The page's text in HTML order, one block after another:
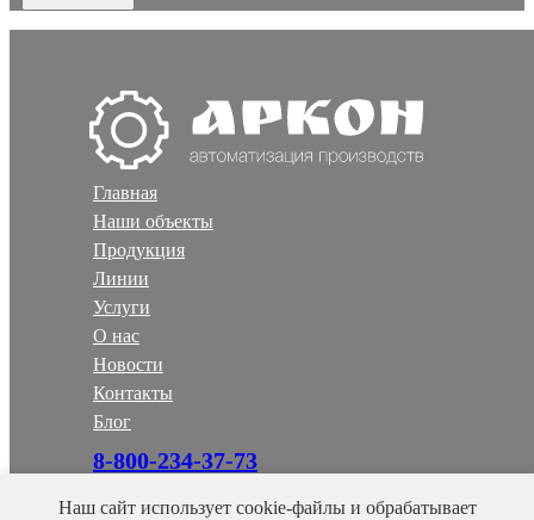
Главная
Наши объекты
Продукция
Линии
Услуги
О нас
Новости
Контакты
Блог
8-800-234-37-73
office@arkon43.ru
Наш сайт использует cookie-файлы и обрабатывает